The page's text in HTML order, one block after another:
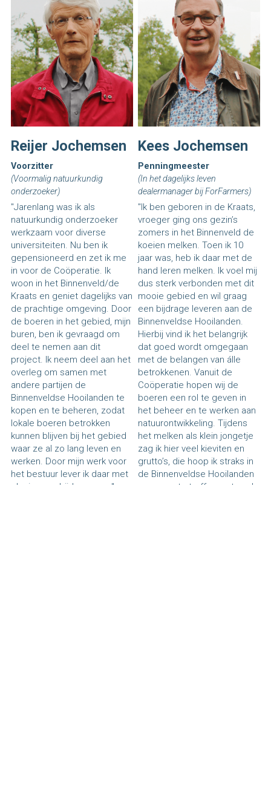
Reijer Jochemsen
Voorzitter
(Voormalig natuurkundig
onderzoeker)
"Jarenlang was ik als
natuurkundig onderzoeker
werkzaam voor diverse
universiteiten. Nu ben ik
gepensioneerd en zet ik me
in voor de Coöperatie. Ik
woon in het Binnenveld/de
Kraats en geniet dagelijks van
de prachtige omgeving. Door
de boeren in het gebied, mijn
buren, ben ik gevraagd om
deel te nemen aan dit
project. Ik neem deel aan het
overleg om samen met
andere partijen de
Binnenveldse Hooilanden te
kopen en te beheren, zodat
lokale boeren betrokken
kunnen blijven bij het gebied
waar ze al zo lang leven en
werken. Door mijn werk voor
het bestuur lever ik daar met
plezier een bijdrage aan."
Kees Jochemsen
Penningmeester
(In het dagelijks leven
dealermanager bij ForFarmers)
"Ik ben geboren in de Kraats,
vroeger ging ons gezin’s
zomers in het Binnenveld de
koeien melken. Toen ik 10
jaar was, heb ik daar met de
hand leren melken. Ik voel mij
dus sterk verbonden met dit
mooie gebied en wil graag
een bijdrage leveren aan de
Binnenveldse Hooilanden.
Hierbij vind ik het belangrijk
dat goed wordt omgegaan
met de belangen van álle
betrokkenen. Vanuit de
Coöperatie hopen wij de
boeren een rol te geven in
het beheer en te werken aan
natuurontwikkeling. Tijdens
het melken als klein jongetje
zag ik hier veel kieviten en
grutto’s, die hoop ik straks in
de Binnenveldse Hooilanden
weer aan te treffen, net zoals